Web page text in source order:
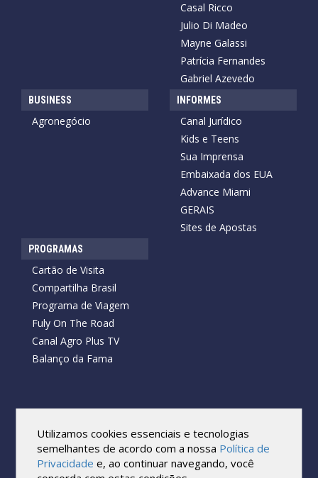
Casal Ricco
Julio Di Madeo
Mayne Galassi
Patrícia Fernandes
Gabriel Azevedo
BUSINESS
Agronegócio
INFORMES
Canal Jurídico
Kids e Teens
Sua Imprensa
Embaixada dos EUA
Advance Miami
GERAIS
Sites de Apostas
PROGRAMAS
Cartão de Visita
Compartilha Brasil
Programa de Viagem
Fuly On The Road
Canal Agro Plus TV
Balanço da Fama
Todos os direitos reservados.
Reprodução no todo ou em parte sob qualquer forma ou meio,
sem expressa autorização por escrito do Cartão de Visita, é
proibida.
Utilizamos cookies essenciais e tecnologias
semelhantes de acordo com a nossa Política de
Privacidade e, ao continuar navegando, você